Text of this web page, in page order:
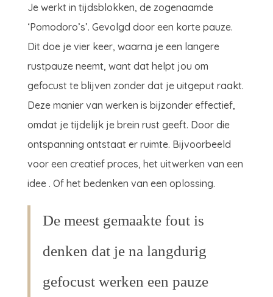
Je werkt in tijdsblokken, de zogenaamde
‘Pomodoro’s’. Gevolgd door een korte pauze.
Dit doe je vier keer, waarna je een langere
rustpauze neemt, want dat helpt jou om
gefocust te blijven zonder dat je uitgeput raakt.
Deze manier van werken is bijzonder effectief,
omdat je tijdelijk je brein rust geeft. Door die
ontspanning ontstaat er ruimte. Bijvoorbeeld
voor een creatief proces, het uitwerken van een
idee . Of het bedenken van een oplossing.
De meest gemaakte fout is
denken dat je na langdurig
gefocust werken een pauze